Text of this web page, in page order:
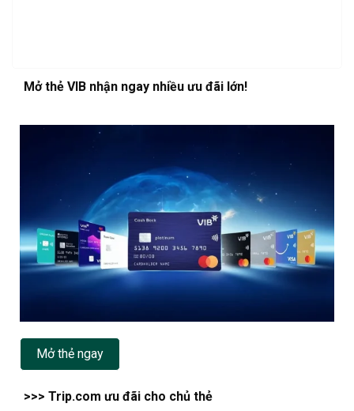
Mở thẻ VIB nhận ngay nhiều ưu đãi lớn!
Mở thẻ ngay
>>> Trip.com ưu đãi cho chủ thẻ